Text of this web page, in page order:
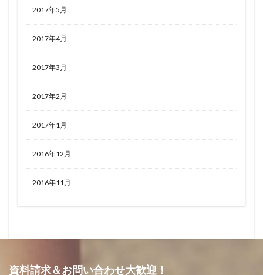
2017年5月
2017年4月
2017年3月
2017年2月
2017年1月
2016年12月
2016年11月
資料請求＆お問い合わせ大歓迎！